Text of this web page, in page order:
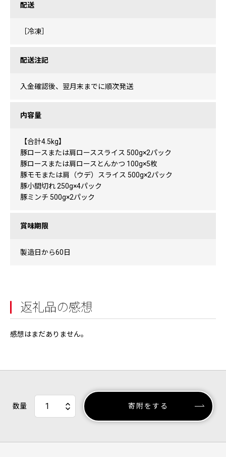
配送
［冷凍］
配送注記
入金確認後、翌月末までに順次発送
内容量
【合計4.5kg】
豚ロースまたは肩ローススライス 500g×2パック
豚ロースまたは肩ロースとんかつ 100g×5枚
豚モモまたは肩（ウデ）スライス 500g×2パック
豚小間切れ 250g×4パック
豚ミンチ 500g×2パック
賞味期限
製造日から60日
返礼品の感想
感想はまだありません。
数量 寄附をする